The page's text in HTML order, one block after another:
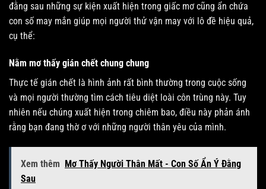
đằng sau những sự kiện xuất hiện trong giấc mơ cũng ẩn chứa
con số may mắn giúp mọi người thử vận may với lô đề hiệu quả,
cụ thể:
Nằm mơ thấy gián chết chung chung
Thực tế gián chết là hình ảnh rất bình thường trong cuộc sống
và mọi người thường tìm cách tiêu diệt loài côn trùng này. Tuy
nhiên nếu chúng xuất hiện trong chiêm bao, điều này phản ánh
rằng bạn đang thờ ơ với những người thân yêu của mình.
Xem thêm Mơ Thấy Người Thân Mất - Con Số Ẩn Ý Đằng
Sau